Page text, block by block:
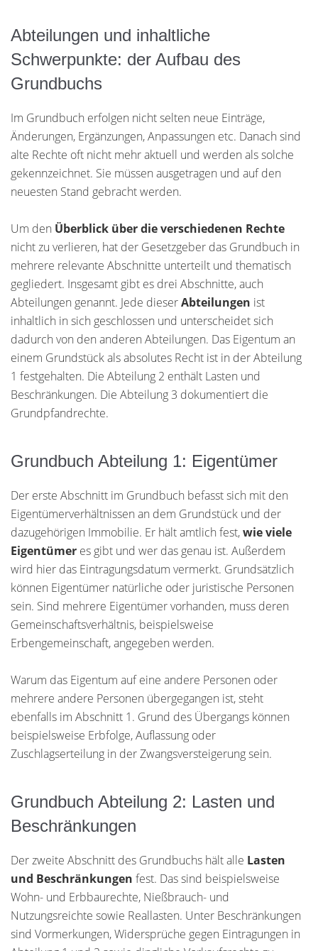
Abteilungen und inhaltliche
Schwerpunkte: der Aufbau des
Grundbuchs
Im Grundbuch erfolgen nicht selten neue Einträge,
Änderungen, Ergänzungen, Anpassungen etc. Danach sind
alte Rechte oft nicht mehr aktuell und werden als solche
gekennzeichnet. Sie müssen ausgetragen und auf den
neuesten Stand gebracht werden.
Um den Überblick über die verschiedenen Rechte
nicht zu verlieren, hat der Gesetzgeber das Grundbuch in
mehrere relevante Abschnitte unterteilt und thematisch
gegliedert. Insgesamt gibt es drei Abschnitte, auch
Abteilungen genannt. Jede dieserAbteilungen ist
inhaltlich in sich geschlossen und unterscheidet sich
dadurch von den anderen Abteilungen. Das Eigentum an
einem Grundstück als absolutes Recht ist in der Abteilung
1 festgehalten. Die Abteilung 2 enthält Lasten und
Beschränkungen. Die Abteilung 3 dokumentiert die
Grundpfandrechte.
Grundbuch Abteilung 1: Eigentümer
Der erste Abschnitt im Grundbuch befasst sich mit den
Eigentümerverhältnissen an dem Grundstück und der
dazugehörigen Immobilie. Er hält amtlich fest,wie viele
Eigentümer es gibt und wer das genau ist. Außerdem
wird hier das Eintragungsdatum vermerkt. Grundsätzlich
können Eigentümer natürliche oder juristische Personen
sein. Sind mehrere Eigentümer vorhanden, muss deren
Gemeinschaftsverhältnis, beispielsweise
Erbengemeinschaft, angegeben werden.
Warum das Eigentum auf eine andere Personen oder
mehrere andere Personen übergegangen ist, steht
ebenfalls im Abschnitt 1. Grund des Übergangs können
beispielsweise Erbfolge, Auflassung oder
Zuschlagserteilung in der Zwangsversteigerung sein.
Grundbuch Abteilung 2: Lasten und
Beschränkungen
Der zweite Abschnitt des Grundbuchs hält alle Lasten
und Beschränkungen fest. Das sind beispielsweise
Wohn- und Erbbaurechte, Nießbrauch- und
Nutzungsreichte sowie Reallasten. Unter Beschränkungen
sind Vormerkungen, Widersprüche gegen Eintragungen in